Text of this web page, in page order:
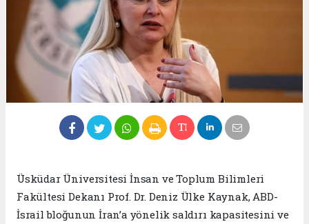
Üsküdar Üniversitesi İnsan ve Toplum Bilimleri
Fakültesi Dekanı Prof. Dr. Deniz Ülke Kaynak, ABD-
İsrail bloğunun İran’a yönelik saldırı kapasitesini ve